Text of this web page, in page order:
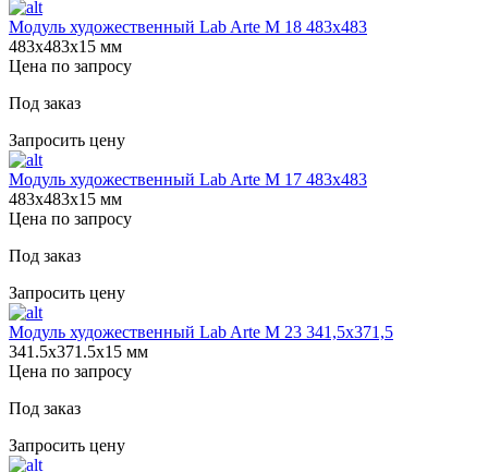
Модуль художественный Lab Arte М 18 483х483
483х483х15 мм
Цена по запросу
Под заказ
Запросить цену
Модуль художественный Lab Arte М 17 483х483
483х483х15 мм
Цена по запросу
Под заказ
Запросить цену
Модуль художественный Lab Arte М 23 341,5х371,5
341.5х371.5х15 мм
Цена по запросу
Под заказ
Запросить цену